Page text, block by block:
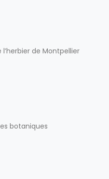
de Montpellier
botaniques